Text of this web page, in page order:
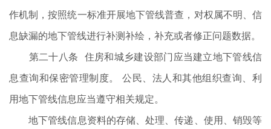
作机制，按照统一标准开展地下管线普查，对权属不明、信
息缺漏的地下管线进行补测补绘，补充或者修正问题数据。
第二十八条 住房和城乡建设部门应当建立地下管线信
息查询和保密管理制度。 公民、法人和其他组织查询、利
用地下管线信息应当遵守相关规定。
地下管线信息资料的存储、处理、传递、使用、销毁等